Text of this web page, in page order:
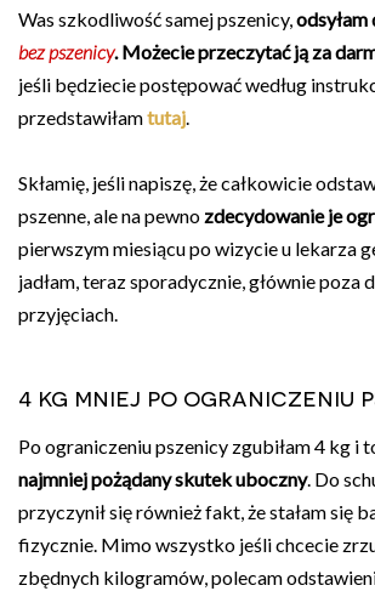
Was szkodliwość samej pszenicy,
bez pszenicy. Możecie przeczytać ją za
jeśli będziecie postępować według
przedstawiłamtutaj.
Skłamię, jeśli napiszę, że całkowicie
pszenne, ale na pewno zdecydowanie je
pierwszym miesiącu po wizycie u lekarza
jadłam, teraz sporadycznie, głównie poza
przyjęciach.
4 kg mniej po ograniczeniu
Po ograniczeniu pszenicy zgubiłam 4 kg i
najmniej pożądany skutek uboczny. Do
przyczynił się również fakt, że stałam się
fizycznie. Mimo wszystko jeśli chcecie
zbędnych kilogramów, polecam